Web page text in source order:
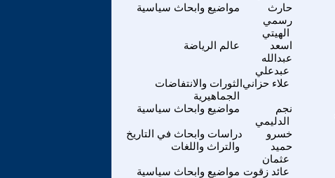
مواضيع وابحاث سياسية
حارث
رسمي
الهيتي
عالم الرياضة
اسعد
عبدالله
عبدعلي
الثورات والانتفاضات
الجماهيرية
علاء حزاني
مواضيع وابحاث سياسية
نجم
الدليمي
دراسات وابحاث في التاريخ
والتراث واللغات
خسرو
حميد
عثمان
مواضيع وابحاث سياسية عائد زقوت